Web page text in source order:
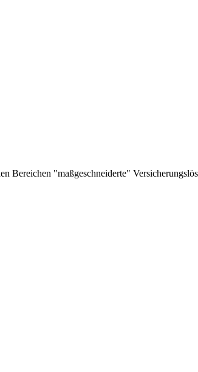
Bereichen "maßgeschneiderte"